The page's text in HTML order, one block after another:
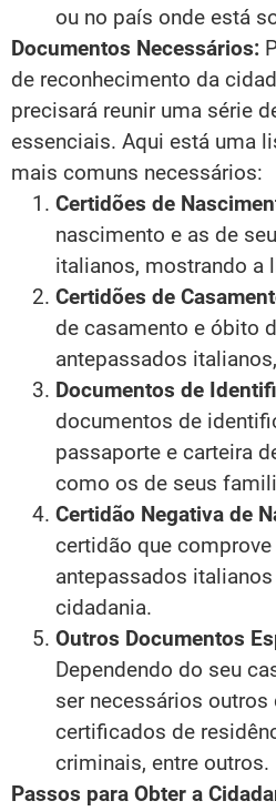
ou no país onde está
Documentos Necessários:
de reconhecimento da
precisará reunir uma série
essenciais. Aqui está uma
mais comuns necessários:
Certidões de
nascimento e as de
italianos, mostrando a
Certidões de
de casamento e óbito
antepassados
Documentos de
documentos de
passaporte e carteira
como os de seus
Certidão Negativa de
certidão que
antepassados
cidadania.
Outros Documentos
Dependendo do seu
ser necessários
certificados de
criminais, entre outros.
Passos para Obter a